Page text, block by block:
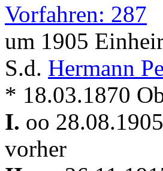
Vorfahren: 287
um 1905
S.d. Hermann
* 18.03.1870
I. oo
vorher